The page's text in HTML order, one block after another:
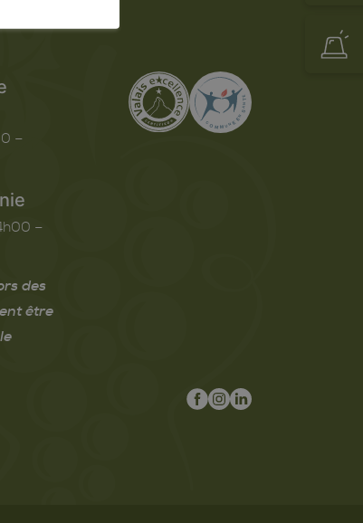
–
–
des
être